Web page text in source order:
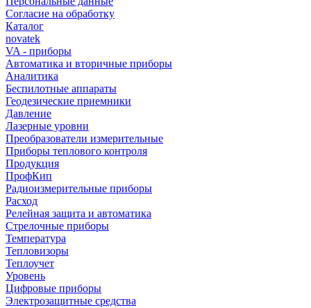
Согласие на обработку
Каталог
novatek
VA - приборы
Автоматика и вторичные приборы
Аналитика
Беспилотные аппараты
Геодезические приемники
Давление
Лазерные уровни
Преобразователи измерительные
Приборы теплового контроля
Продукция
ПрофКип
Радиоизмерительные приборы
Расход
Релейная защита и автоматика
Стрелочные приборы
Температура
Тепловизоры
Теплоучет
Уровень
Цифровые приборы
Электрозащитные средства